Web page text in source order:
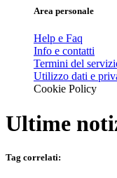
Area personale
Help e Faq
Info e contatti
Termini del
Utilizzo dati e
Cookie Policy
Ultime
Tag correlati: